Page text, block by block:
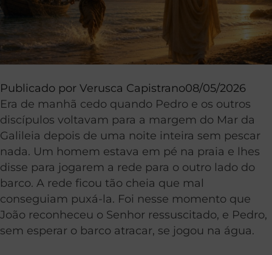
Publicado por Verusca Capistrano08/05/2026
Era de manhã cedo quando Pedro e os outros
discípulos voltavam para a margem do Mar da
Galileia depois de uma noite inteira sem pescar
nada. Um homem estava em pé na praia e lhes
disse para jogarem a rede para o outro lado do
barco. A rede ficou tão cheia que mal
conseguiam puxá-la. Foi nesse momento que
João reconheceu o Senhor ressuscitado, e Pedro,
sem esperar o barco atracar, se jogou na água.